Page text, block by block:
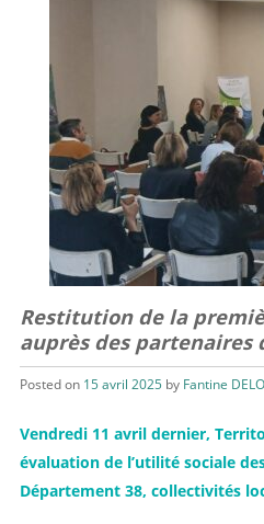
Restitution de la
auprès des partenaires
Posted on 15 avril 2025 by Fantine
Vendredi 11 avril dernier,
évaluation de l’utilité sociale
Département 38, collectivités